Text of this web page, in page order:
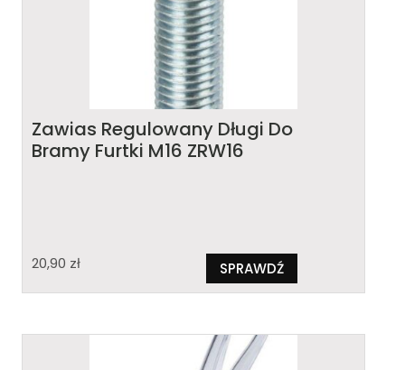
Zawias Regulowany Długi Do
Bramy Furtki M16 ZRW16
20,90 zł SPRAWDŹ